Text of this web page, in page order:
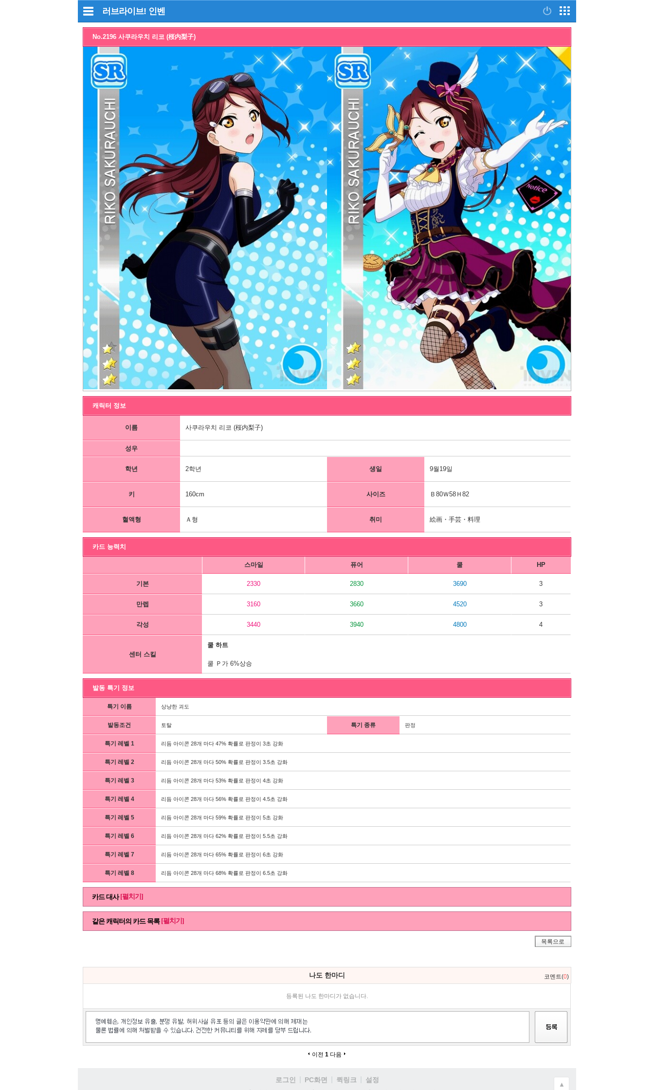
러브라이브! 인벤
No.2196 사쿠라우치 리코 (桜内梨子)
캐릭터 정보
이름 사쿠라우치 리코 (桜内梨子)
성우
학년 2학년 생일 9월19일
키 160cm 사이즈 Ｂ80Ｗ58Ｈ82
혈액형 Ａ형 취미 絵画・手芸・料理
카드 능력치
스마일 퓨어 쿨 HP
기본 2330 2830 3690 3
만렙 3160 3660 4520 3
각성 3440 3940 4800 4
센터 스킬
쿨 하트
쿨 Ｐ가 6%상승
발동 특기 정보
특기 이름 상냥한 괴도
발동조건 토탈 특기 종류 판정
특기 레벨 1 리듬 아이콘 28개 마다 47% 확률로 판정이 3초 강화
특기 레벨 2 리듬 아이콘 28개 마다 50% 확률로 판정이 3.5초 강화
특기 레벨 3 리듬 아이콘 28개 마다 53% 확률로 판정이 4초 강화
특기 레벨 4 리듬 아이콘 28개 마다 56% 확률로 판정이 4.5초 강화
특기 레벨 5 리듬 아이콘 28개 마다 59% 확률로 판정이 5초 강화
특기 레벨 6 리듬 아이콘 28개 마다 62% 확률로 판정이 5.5초 강화
특기 레벨 7 리듬 아이콘 28개 마다 65% 확률로 판정이 6초 강화
특기 레벨 8 리듬 아이콘 28개 마다 68% 확률로 판정이 6.5초 강화
카드 대사 [펼치기]
같은 캐릭터의 카드 목록 [펼치기]
목록으로
나도 한마디 코멘트(0)
등록된 나도 한마디가 없습니다.
이전 1 다음
로그인 PC화면 퀵링크
설정
▲